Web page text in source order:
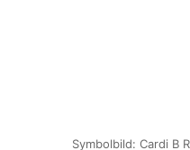
Symbolbild: Cardi B